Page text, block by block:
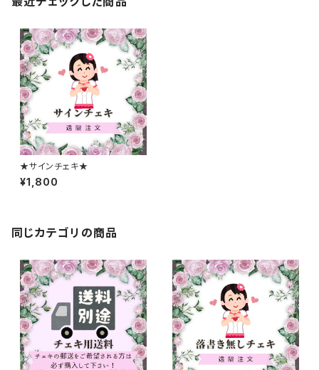
★サインチェキ★
¥1,800
同じカテゴリの商品